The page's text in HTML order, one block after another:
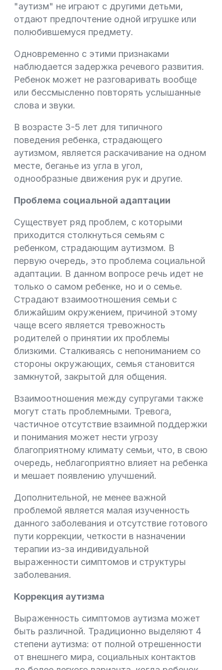
"аутизм" не играют с другими детьми,
отдают предпочтение одной игрушке или
полюбившемуся предмету.
Одновременно с этими признаками
наблюдается задержка речевого развития.
Ребенок может не разговаривать вообще
или бессмысленно повторять услышанные
слова и звуки.
В возрасте 3-5 лет для типичного
поведения ребенка, страдающего
аутизмом, является раскачивание на одном
месте, беганье из угла в угол,
однообразные движения рук и другие.
Проблема социальной адаптации
Существует ряд проблем, с которыми
приходится столкнуться семьям с
ребенком, страдающим аутизмом. В
первую очередь, это проблема социальной
адаптации. В данном вопросе речь идет не
только о самом ребенке, но и о семье.
Страдают взаимоотношения семьи с
ближайшим окружением, причиной этому
чаще всего является тревожность
родителей о принятии их проблемы
близкими. Сталкиваясь с непониманием со
стороны окружающих, семья становится
замкнутой, закрытой для общения.
Взаимоотношения между супругами также
могут стать проблемными. Тревога,
частичное отсутствие взаимной поддержки
и понимания может нести угрозу
благоприятному климату семьи, что, в свою
очередь, неблагоприятно влияет на ребенка
и мешает появлению улучшений.
Дополнительной, не менее важной
проблемой является малая изученность
данного заболевания и отсутствие готового
пути коррекции, четкости в назначении
терапии из-за индивидуальной
выраженности симптомов и структуры
заболевания.
Коррекция аутизма
Выраженность симптомов аутизма может
быть различной. Традиционно выделяют 4
степени аутизма: от полной отрешенности
от внешнего мира, социальных контактов